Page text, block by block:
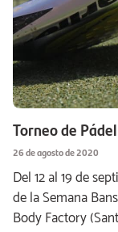
Torneo de
26 de agosto de 2020
Del 12 al 19 de
de la Semana
Body Factory